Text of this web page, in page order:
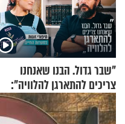
"שבר גדול. הבנו שאנחנו
צריכים להתארגן להלוויה":
זוגיות במבחן, הפעם עם מרים
וגד דנינו